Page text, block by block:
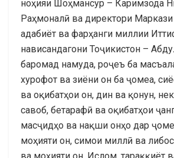
ноҳияи Шоҳмансур – Каримзода
Раҳмоналӣ ва директори Маркази
адабиёт ва фарҳанги миллии
нависандагони Тоҷикистон –
баромад намуда, роҷеъ ба
хурофот ва зиёни он ба ҷомеа,
ва оқибатҳои он, дин ва қонун,
савоб, бетарафӣ ва оқибатҳои
масҷидҳо ва нақши онҳо дар
моҳияти он, симои миллӣ ва